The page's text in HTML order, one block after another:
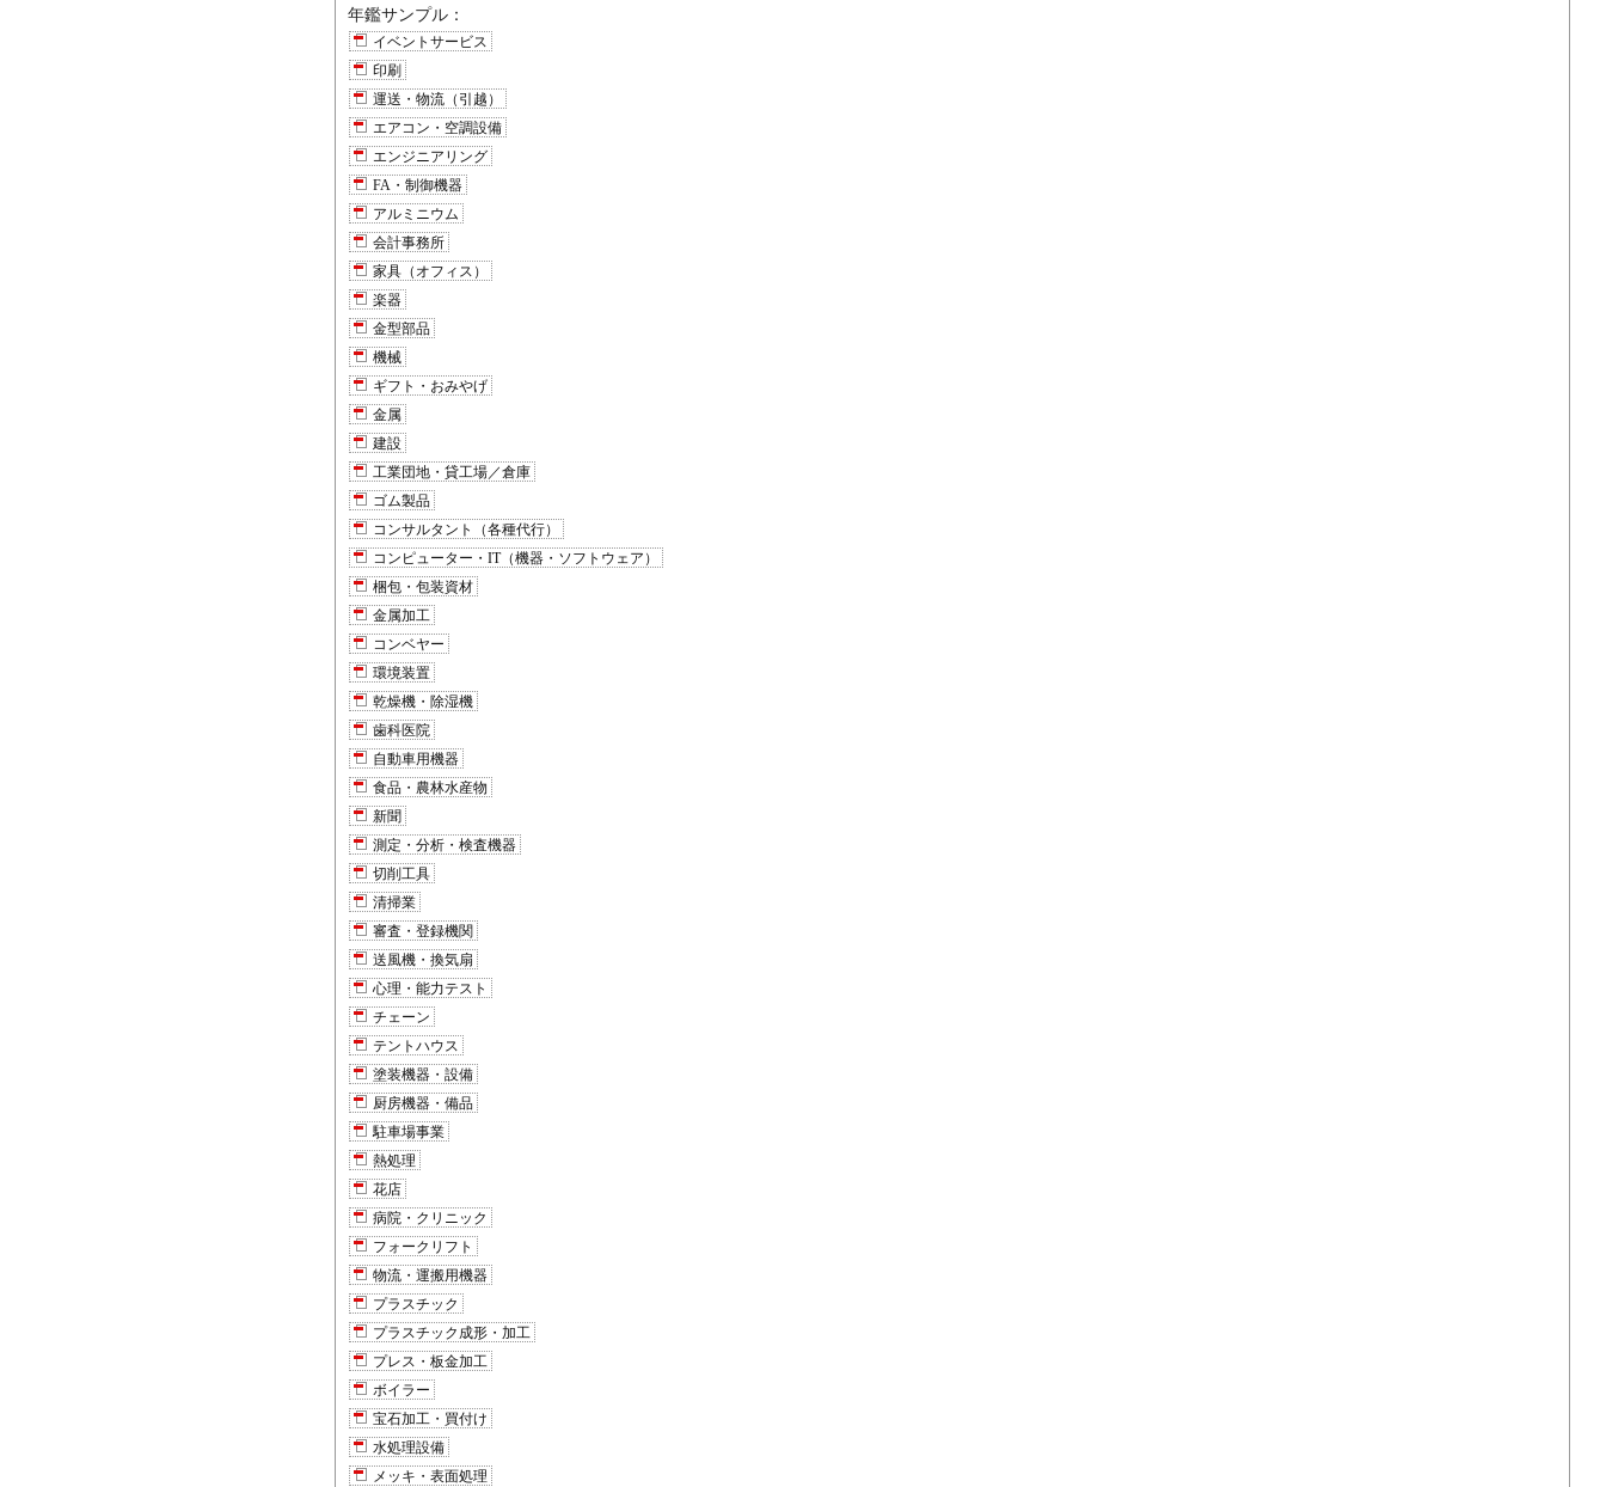
年鑑サンプル：
イベントサービス
印刷
運送・物流（引越）
エアコン・空調設備
エンジニアリング
FA・制御機器
アルミニウム
会計事務所
家具（オフィス）
楽器
金型部品
機械
ギフト・おみやげ
金属
建設
工業団地・貸工場／倉庫
ゴム製品
コンサルタント（各種代行）
コンピューター・IT（機器・ソフトウェア）
梱包・包装資材
金属加工
コンベヤー
環境装置
乾燥機・除湿機
歯科医院
自動車用機器
食品・農林水産物
新聞
測定・分析・検査機器
切削工具
清掃業
審査・登録機関
送風機・換気扇
心理・能力テスト
チェーン
テントハウス
塗装機器・設備
厨房機器・備品
駐車場事業
熱処理
花店
病院・クリニック
フォークリフト
物流・運搬用機器
プラスチック
プラスチック成形・加工
プレス・板金加工
ボイラー
宝石加工・買付け
水処理設備
メッキ・表面処理